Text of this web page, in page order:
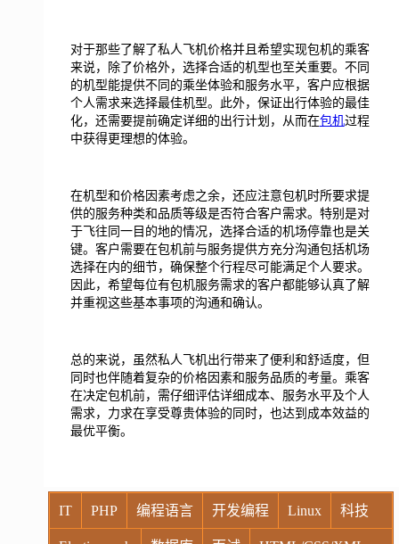
对于那些了解了私人飞机价格并且希望实现包机的乘客
来说，除了价格外，选择合适的机型也至关重要。不同
的机型能提供不同的乘坐体验和服务水平，客户应根据
个人需求来选择最佳机型。此外，保证出行体验的最佳
化，还需要提前确定详细的出行计划，从而在包机过程
中获得更理想的体验。
在机型和价格因素考虑之余，还应注意包机时所要求提
供的服务种类和品质等级是否符合客户需求。特别是对
于飞往同一目的地的情况，选择合适的机场停靠也是关
键。客户需要在包机前与服务提供方充分沟通包括机场
选择在内的细节，确保整个行程尽可能满足个人要求。
因此，希望每位有包机服务需求的客户都能够认真了解
并重视这些基本事项的沟通和确认。
总的来说，虽然私人飞机出行带来了便利和舒适度，但
同时也伴随着复杂的价格因素和服务品质的考量。乘客
在决定包机前，需仔细评估详细成本、服务水平及个人
需求，力求在享受尊贵体验的同时，也达到成本效益的
最优平衡。
IT PHP 编程语言 开发编程 Linux 科技